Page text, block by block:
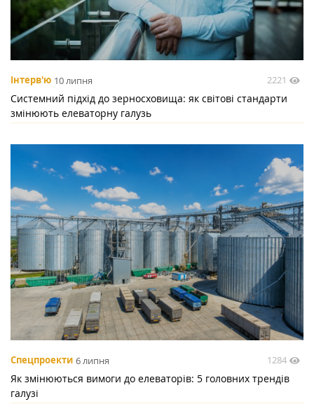
Інтерв'ю 10 липня 2221
Системний підхід до зерносховища: як світові стандарти
змінюють елеваторну галузь
Спецпроекти 6 липня 1284
Як змінюються вимоги до елеваторів: 5 головних трендів
галузі